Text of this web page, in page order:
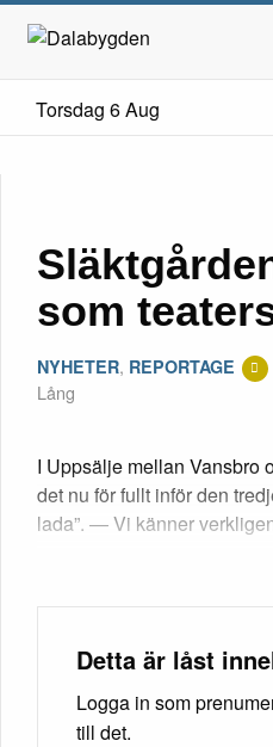
Torsdag 6 Aug
som
NYHETER, REPORTAGE
Lång
I Uppsälje mellan Vansbro
det nu för fullt inför den
lada”. — Vi känner
Detta är låst
Logga in som
till det.